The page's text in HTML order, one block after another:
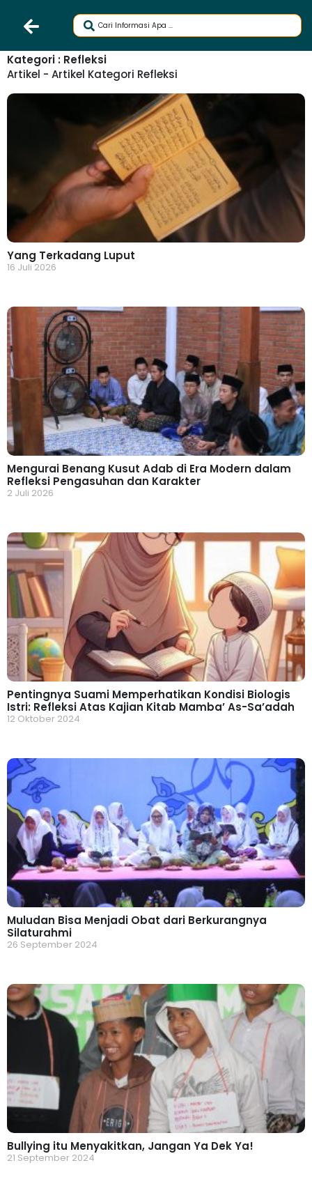
Kategori : Refleksi
Artikel - Artikel Kategori Refleksi
Yang Terkadang Luput
16 Juli 2026
Mengurai Benang Kusut Adab di Era Modern dalam
Refleksi Pengasuhan dan Karakter
2 Juli 2026
Pentingnya Suami Memperhatikan Kondisi Biologis
Istri: Refleksi Atas Kajian Kitab Mamba’ As-Sa’adah
12 Oktober 2024
Muludan Bisa Menjadi Obat dari Berkurangnya
Silaturahmi
26 September 2024
Bullying itu Menyakitkan, Jangan Ya Dek Ya!
21 September 2024